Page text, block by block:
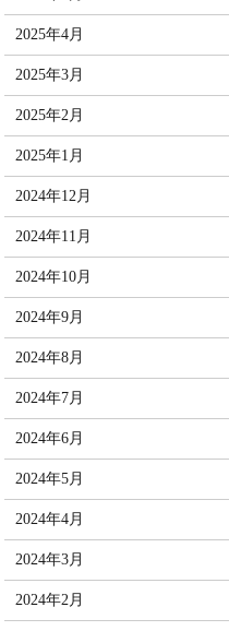
2025年4月
2025年3月
2025年2月
2025年1月
2024年12月
2024年11月
2024年10月
2024年9月
2024年8月
2024年7月
2024年6月
2024年5月
2024年4月
2024年3月
2024年2月